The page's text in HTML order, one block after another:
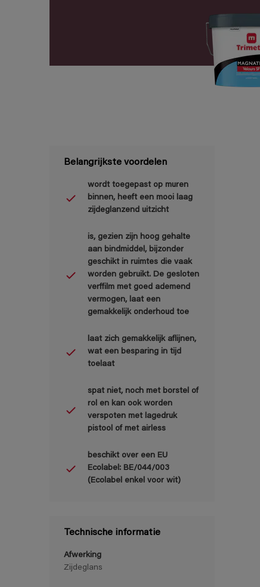
Belangrijkste voordelen
wordt toegepast op muren
binnen, heeft een mooi laag
zijdeglanzend uitzicht
is, gezien zijn hoog gehalte
aan bindmiddel, bijzonder
geschikt in ruimtes die vaak
worden gebruikt. De gesloten
verffilm met goed ademend
vermogen, laat een
gemakkelijk onderhoud toe
laat zich gemakkelijk aflijnen,
wat een besparing in tijd
toelaat
spat niet, noch met borstel of
rol en kan ook worden
verspoten met lagedruk
pistool of met airless
beschikt over een EU
Ecolabel: BE/044/003
(Ecolabel enkel voor wit)
Technische informatie
Afwerking
Zijdeglans